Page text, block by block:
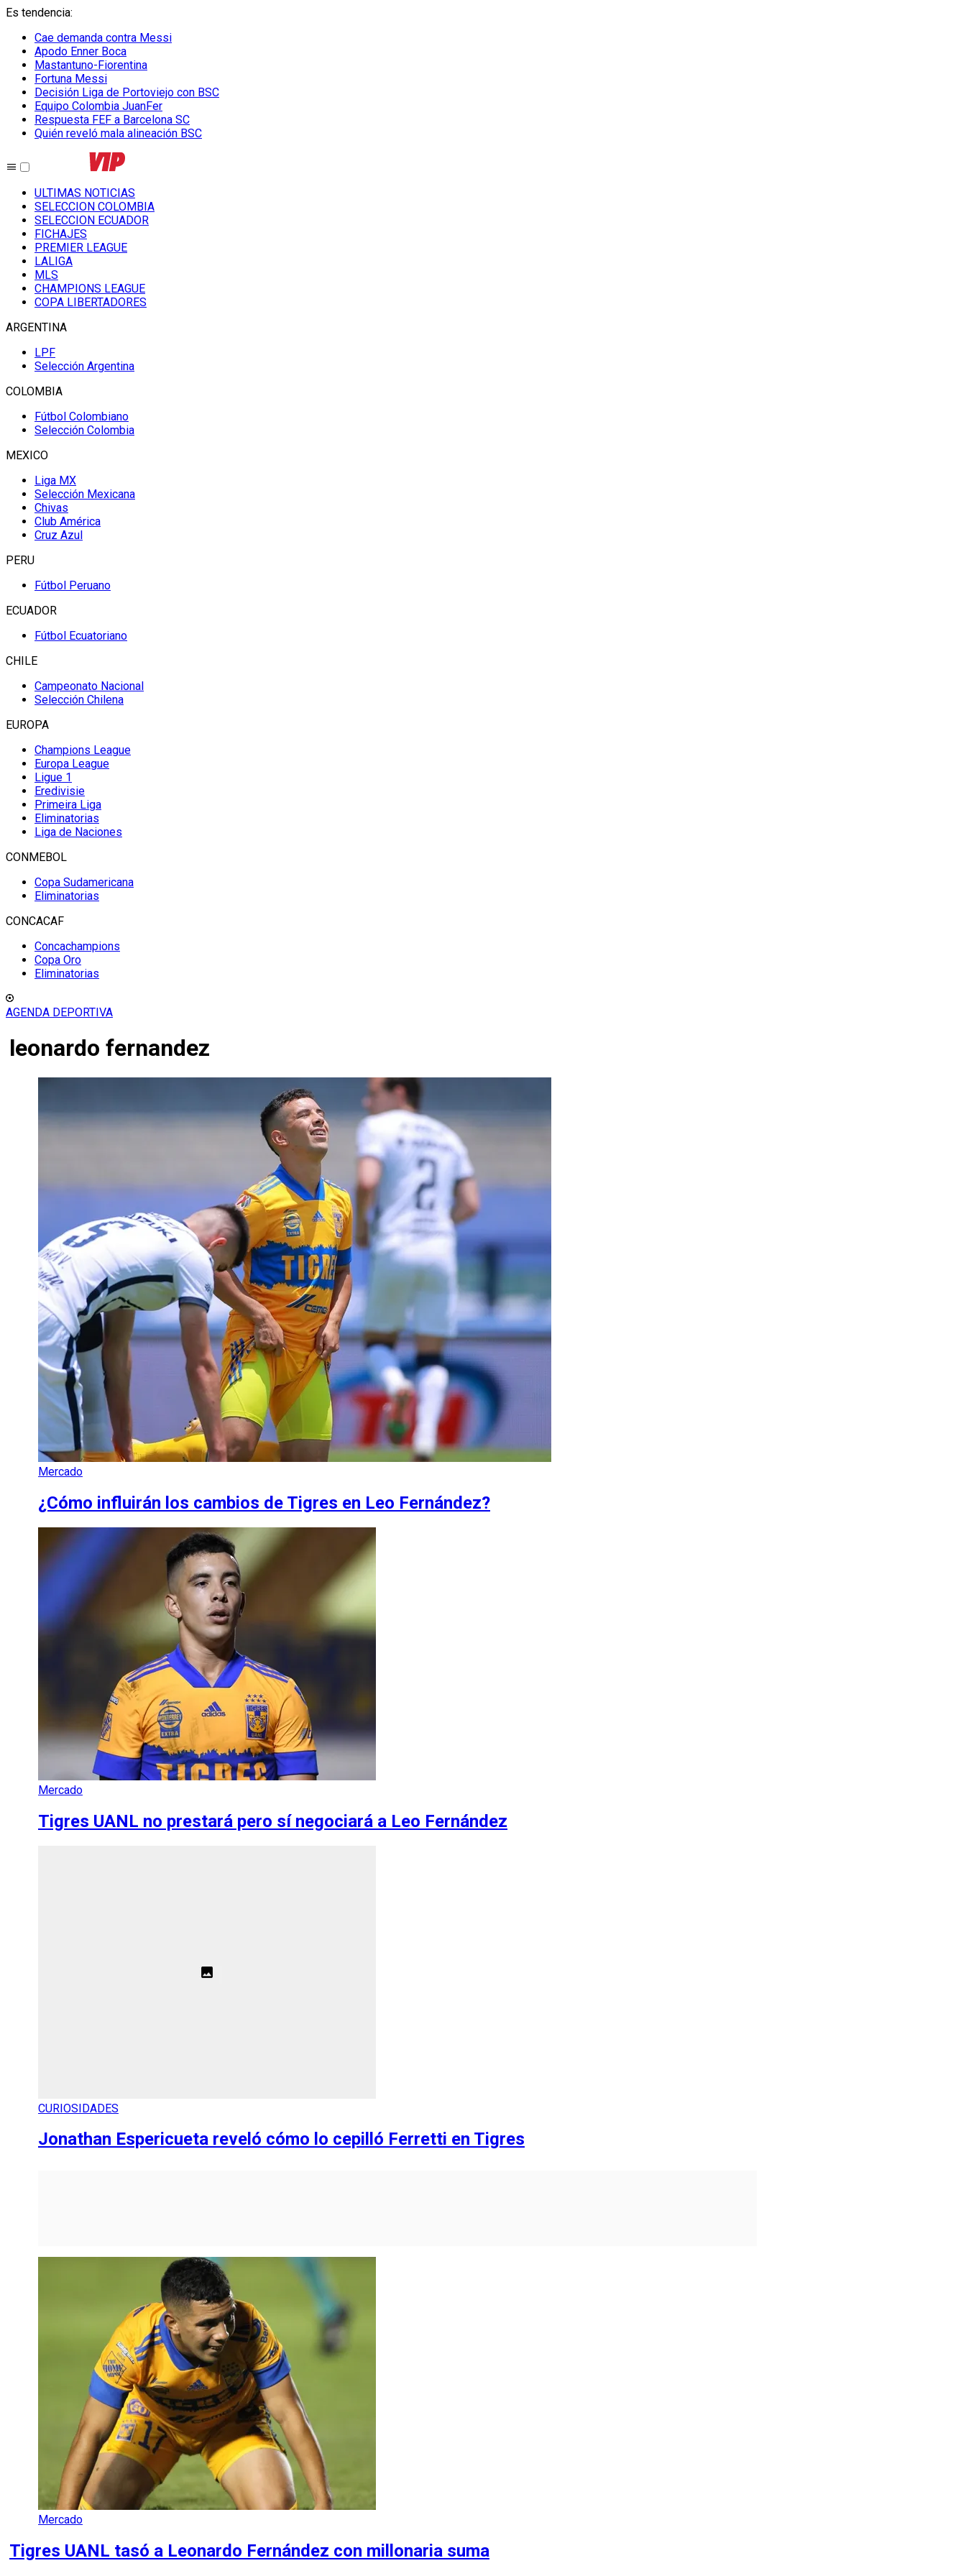
Es tendencia:
Cae demanda contra Messi
Apodo Enner Boca
Mastantuno-Fiorentina
Fortuna Messi
Decisión Liga de Portoviejo con BSC
Equipo Colombia JuanFer
Respuesta FEF a Barcelona SC
Quién reveló mala alineación BSC
ULTIMAS NOTICIAS
SELECCION COLOMBIA
SELECCION ECUADOR
FICHAJES
PREMIER LEAGUE
LALIGA
MLS
CHAMPIONS LEAGUE
COPA LIBERTADORES
ARGENTINA
LPF
Selección Argentina
COLOMBIA
Fútbol Colombiano
Selección Colombia
MEXICO
Liga MX
Selección Mexicana
Chivas
Club América
Cruz Azul
PERU
Fútbol Peruano
ECUADOR
Fútbol Ecuatoriano
CHILE
Campeonato Nacional
Selección Chilena
EUROPA
Champions League
Europa League
Ligue 1
Eredivisie
Primeira Liga
Eliminatorias
Liga de Naciones
CONMEBOL
Copa Sudamericana
Eliminatorias
CONCACAF
Concachampions
Copa Oro
Eliminatorias
AGENDA DEPORTIVA
leonardo fernandez
Mercado
¿Cómo influirán los cambios de Tigres en Leo Fernández?
Mercado
Tigres UANL no prestará pero sí negociará a Leo Fernández
CURIOSIDADES
Jonathan Espericueta reveló cómo lo cepilló Ferretti en Tigres
Mercado
Tigres UANL tasó a Leonardo Fernández con millonaria suma